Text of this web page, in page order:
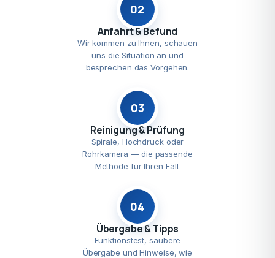
02
Anfahrt & Befund
Wir kommen zu Ihnen, schauen
uns die Situation an und
besprechen das Vorgehen.
03
Reinigung & Prüfung
Spirale, Hochdruck oder
Rohrkamera — die passende
Methode für Ihren Fall.
04
Übergabe & Tipps
Funktionstest, saubere
Übergabe und Hinweise, wie